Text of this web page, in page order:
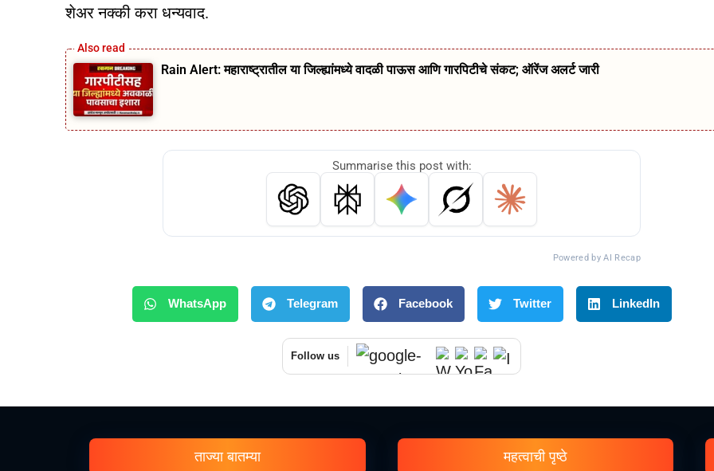
शेअर नक्की करा धन्यवाद.
Rain Alert: महाराष्ट्रातील या जिल्ह्यांमध्ये वादळी पाऊस आणि गारपिटीचे संकट; ऑरेंज अलर्ट जारी
Summarise this post with:
Powered by AI Recap
WhatsApp Telegram Facebook Twitter LinkedIn
Follow us
ताज्या बातम्या महत्वाची पृष्ठे